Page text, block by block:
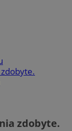
zdobyte.